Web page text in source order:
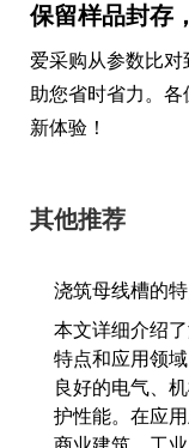
保留样品封存
爱采购从参数比对
助您省时省力。
新体验！
其他推荐
浇筑母线槽的
本文详细介绍
特点和应用领
良好的电气、
护性能。在应